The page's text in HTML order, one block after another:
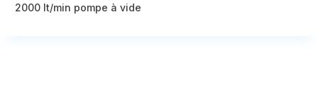
2000 lt/min pompe à vide